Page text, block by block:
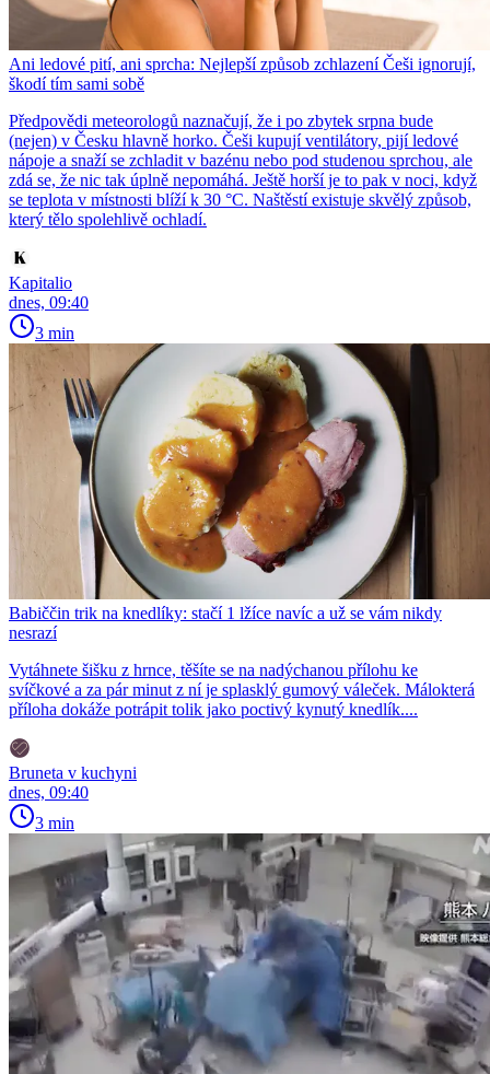
Ani ledové pití, ani sprcha: Nejlepší způsob zchlazení Češi ignorují,
škodí tím sami sobě
Předpovědi meteorologů naznačují, že i po zbytek srpna bude
(nejen) v Česku hlavně horko. Češi kupují ventilátory, pijí ledové
nápoje a snaží se zchladit v bazénu nebo pod studenou sprchou, ale
zdá se, že nic tak úplně nepomáhá. Ještě horší je to pak v noci, když
se teplota v místnosti blíží k 30 °C. Naštěstí existuje skvělý způsob,
který tělo spolehlivě ochladí.
Kapitalio
dnes, 09:40
3 min
Babiččin trik na knedlíky: stačí 1 lžíce navíc a už se vám nikdy
nesrazí
Vytáhnete šišku z hrnce, těšíte se na nadýchanou přílohu ke
svíčkové a za pár minut z ní je splasklý gumový váleček. Málokterá
příloha dokáže potrápit tolik jako poctivý kynutý knedlík....
Bruneta v kuchyni
dnes, 09:40
3 min